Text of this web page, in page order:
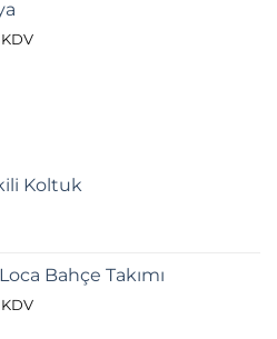
KDV
Koltuk
Bahçe Takımı
KDV